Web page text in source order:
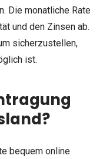
Die monatliche Rate
und den Zinsen ab.
sicherzustellen,
ist.
bequem online